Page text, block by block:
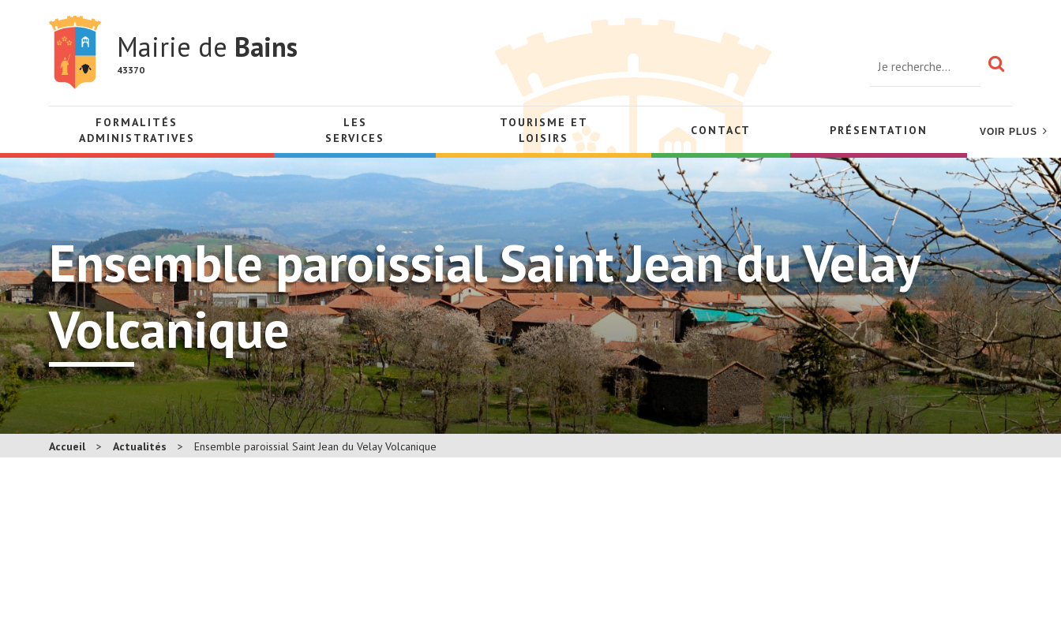
Mairie de Bains
43370
FORMALITÉS
ADMINISTRATIVES
LES
SERVICES
TOURISME ET
LOISIRS
CONTACT PRÉSENTATION VOIR PLUS
Ensemble paroissial Saint Jean du Velay
Volcanique
Accueil > Actualités > Ensemble paroissial Saint Jean du Velay Volcanique